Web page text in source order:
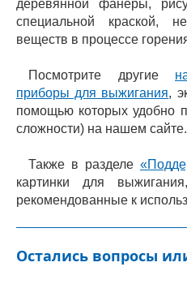
деревянной фанеры,
специальной краской,
веществ в процессе
Посмотрите другие
приборы для выжигания,
помощью которых удобно
сложности) на нашем сайте.
Также в разделе
картинки для
рекомендованные к
Остались вопросы